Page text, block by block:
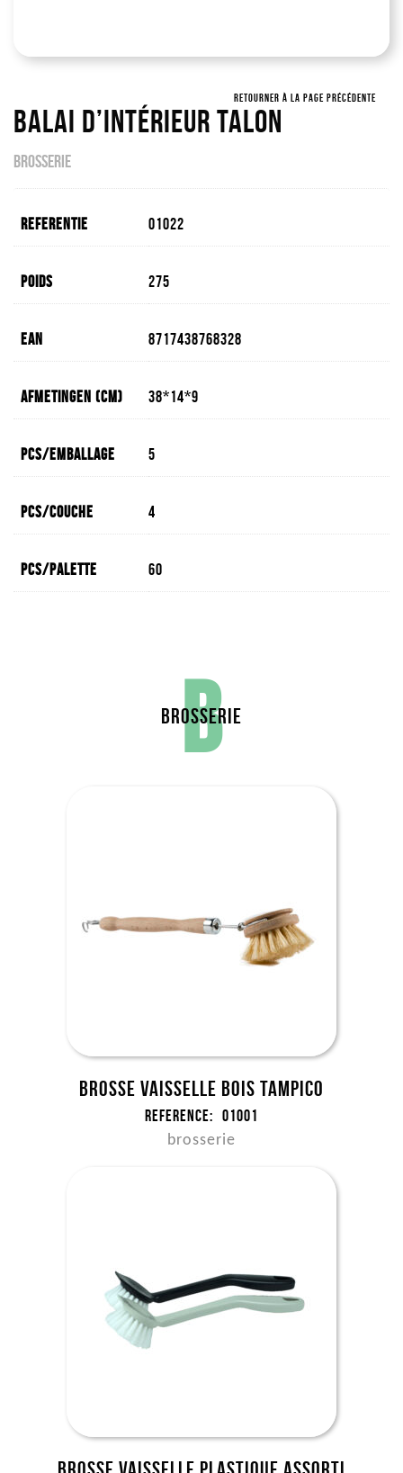
RETOURNER À LA PAGE PRÉCÉDENTE
Balai D’intérieur Talon
BROSSERIE
Referentie 01022
Poids 275
EAN 8717438768328
Afmetingen (cm) 38*14*9
Pcs/emballage 5
Pcs/couche 4
Pcs/palette 60
B
BROSSERIE
Brosse vaisselle bois tampico
Reference: 01001
brosserie